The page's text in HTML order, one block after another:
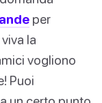
per
la
vogliono
Puoi